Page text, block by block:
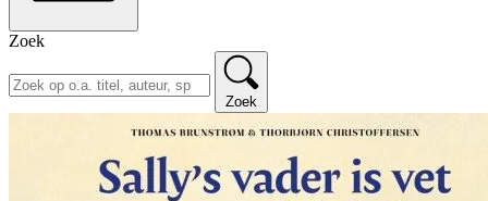
Zoek
Zoek